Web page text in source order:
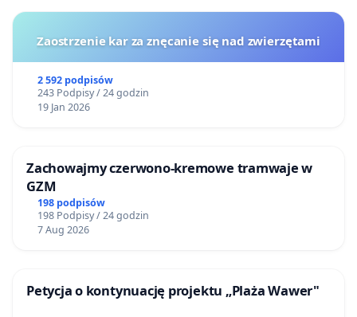
Zaostrzenie kar za znęcanie się nad zwierzętami
2 592 podpisów
243 Podpisy / 24 godzin
19 Jan 2026
Zachowajmy czerwono-kremowe tramwaje w
GZM
198 podpisów
198 Podpisy / 24 godzin
7 Aug 2026
Petycja o kontynuację projektu „Plaża Wawer"